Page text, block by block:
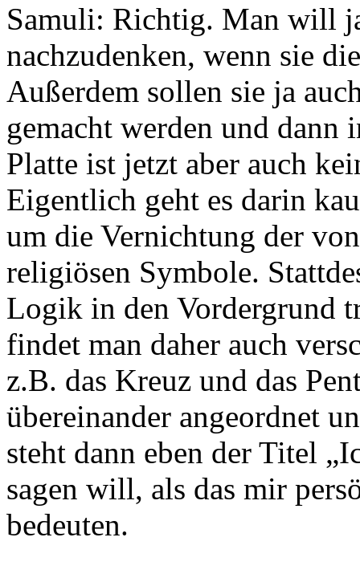
Samuli: Richtig. Man will
nachzudenken, wenn sie
Außerdem sollen sie ja
gemacht werden und dann
Platte ist jetzt aber auch
Eigentlich geht es darin
um die Vernichtung der
religiösen Symbole.
Logik in den Vordergrund
findet man daher auch
z.B. das Kreuz und das
übereinander angeordnet
steht dann eben der Titel
sagen will, als das mir
bedeuten.